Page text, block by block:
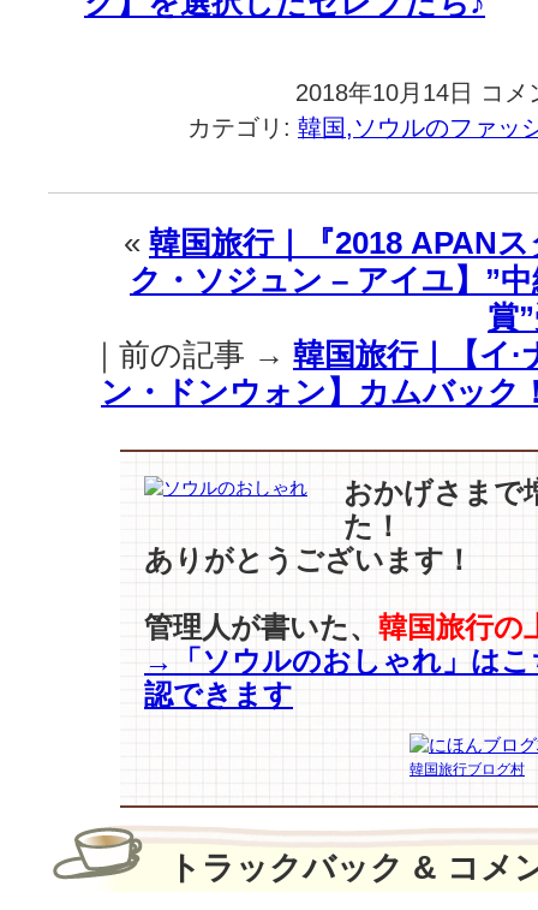
2018年10月14日
韓
旅
｜
ン
ミ】
の
冷
美
vs【チ
·
ン】
の
温
ル
オ
ー
バ
ニ
コメ
カテゴリ: 韓国,ソウルのファッ
« 韓国旅行｜『2018 APAN
ク・ソジュン – アイユ】”
賞
｜前の記事 → 韓国旅行｜【イ
ン・ドンウォン】カムバック
おかげさまで
た！
ありがとうございます！
管理人が書いた、 韓国旅行の
→「ソウルのおしゃれ」はこ
認できます
韓国旅行ブログ村
トラックバック & コメ